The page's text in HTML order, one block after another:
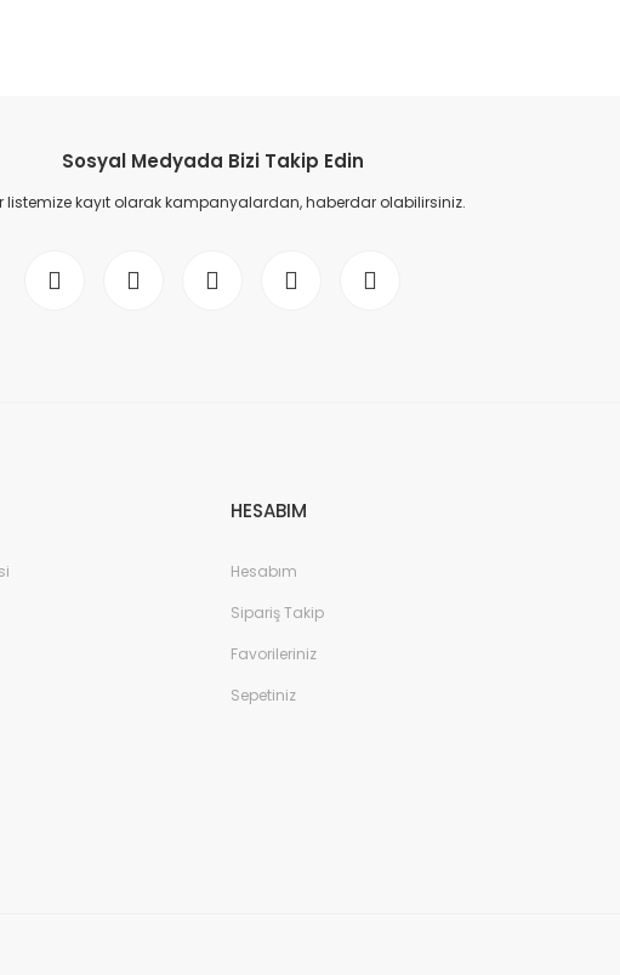
Sosyal Medyada Bizi Takip Edin
listemize kayıt olarak kampanyalardan, haberdar olabilirsiniz.
HESABIM
Hesabım
Sipariş Takip
Favorileriniz
Sepetiniz